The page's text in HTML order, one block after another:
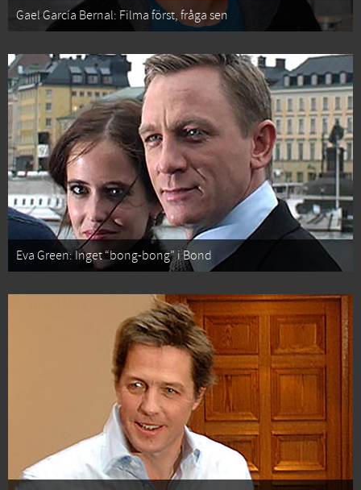
Gael García Bernal: Filma först, fråga sen
Eva Green: Inget “bong-bong” i Bond